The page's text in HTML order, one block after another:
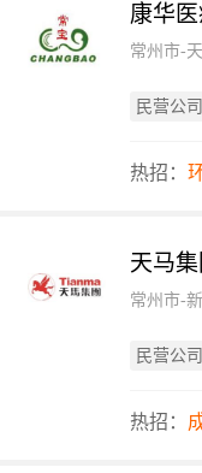
康华
常州市-
民营公司
热招：
天马集
常州市-
民营公司
热招：